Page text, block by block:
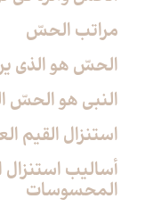
مراتب الحسّ
الحسّ هو الذي
النبي هو الحسّ
استنزال القيم
أساليب استنزال
المحسوسات